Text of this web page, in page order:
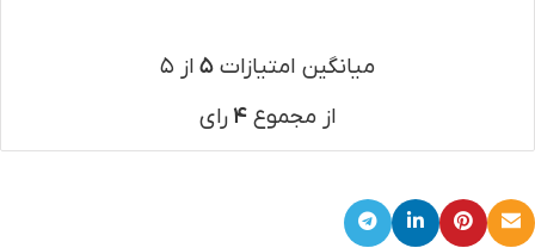
میانگین امتیازات ۵ از ۵
از مجموع۴ رای